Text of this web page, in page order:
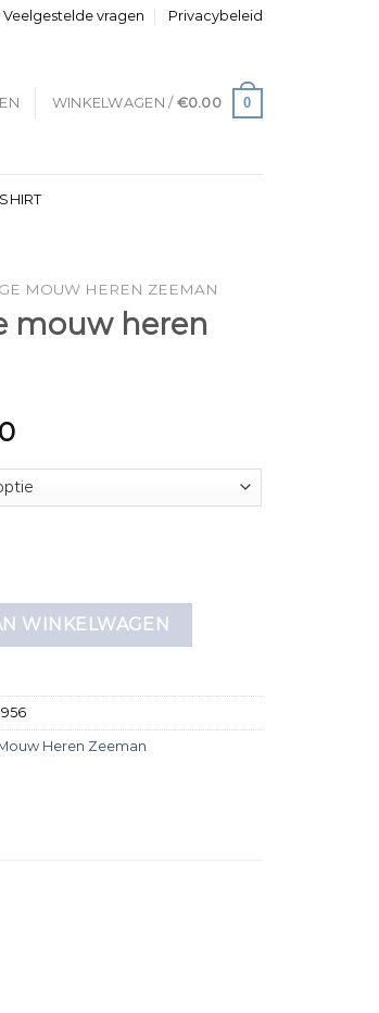
Veelgestelde vragen Privacybeleid
WINKELWAGEN / €0.00 0
MOUW HEREN ZEEMAN
mouw heren
zeeman aantal
WINKELWAGEN
Heren Zeeman